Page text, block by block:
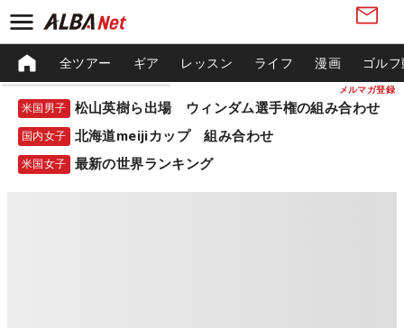
メルマガ登録
全ツアー ギア レッスン ライフ 漫画 ゴル
米国男子 松山英樹ら出場 ウィンダム選手権の組み合わせ
国内女子 北海道meijiカップ 組み合わせ
米国女子 最新の世界ランキング